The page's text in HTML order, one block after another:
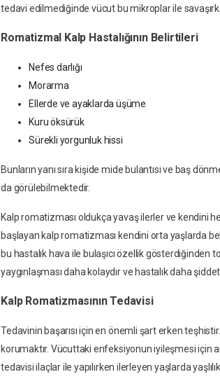
tedavi edilmediğinde vücut bu mikroplar ile
Romatizmal Kalp Hastalığının Belirtileri
Nefes darlığı
Morarma
Ellerde ve ayaklarda üşüme
Kuru öksürük
Sürekli yorgunluk hissi
Bunların yanı sıra kişide mide bulantısı ve baş
da görülebilmektedir.
Kalp romatizması oldukça yavaş ilerler ve kendini
başlayan kalp romatizması kendini orta yaşlarda
bu hastalık hava ile bulaşıcı özellik gösterdiğinden
yaygınlaşması daha kolaydır ve hastalık daha
Kalp Romatizmasının Tedavisi
Tedavinin başarısı için en önemli şart erken
korumaktır. Vücuttaki enfeksiyonun iyileşmesi için
tedavisi ilaçlar ile yapılırken ilerleyen yaşlarda